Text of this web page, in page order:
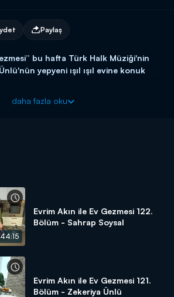
Paylaş
bu hafta Türk Halk Müziği'nin
yepyeni ışıl ışıl evine konuk
daha fazla oku
Evrim Akın ile Ev Gezmesi 122.
Bölüm - Sahrap Soysal
Evrim Akın ile Ev Gezmesi 121.
Bölüm - Zekeriya Ünlü